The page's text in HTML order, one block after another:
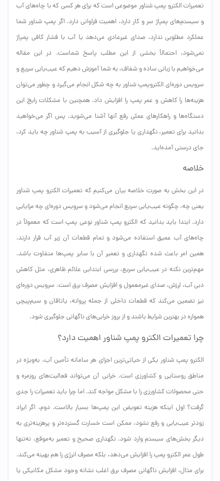
تعمیرات الکترو پمپ شناور موضوعی است که برای هر کسی که با چاه‌های آب
و سیستم‌های پمپاژ سر و کار دارد، اهمیت فراوانی دارد. اگر پمپ شناور شما
عملکرد مطلوبی ندارد، صدای غیرعادی می‌دهد یا آب با فشار کافی پمپاژ
نمی‌شود، احتمالاً بخشی از این مطلب پاسخ شماست. در این مقاله
می‌خواهیم با زبانی ساده و شفاف، به شما آموزش دهیم که عیب‌یابی سریع و
سرویس دوره‌ای الکتروپمپ شناور به چه شکل انجام می‌گیرد و چطور می‌توان
هزینه‌ها را کاهش و عمر پمپ را افزایش داد. همچنین با مشکلات رایج این
دستگاه‌ها و راهکارهای عملی رفع آنها آشنا می‌شوید. پس اگر می‌خواهید
بدانید برای تعمیر، نگهداری یا جلوگیری از آسیب به پمپ شناور چه باید کرد،
جای درستی آمده‌اید.
خلاصه
در این بخش به صورت خلاصه بیان می‌کنیم که تعمیرات الکترو پمپ شناور
یعنی چه، چگونه عیب‌یابی سریع انجام می‌شود و سرویس دوره‌ای چه مزایایی
دارد. ابتدا باید بدانید که الکترو پمپ شناور نوعی پمپ است که معمولاً در
چاه‌های آب عمیق استفاده می‌شود و تمام قطعات آن زیر آب قرار دارند.
همین امر باعث شده نگهداری و تعمیر آن با سایر پمپ‌ها متفاوت باشد.
مهم‌ترین نکته در عیب‌یابی سریع، بررسی ابتدایی علائم ظاهری، مثل کاهش
دبی آب، لرزش، صدای غیرمعمول و افزایش مصرف برق است. سرویس دوره‌ای
نیز تضمین می‌کند که قطعات داخلی از جمله پروانه، یاتاقان و سیم‌پیچی
همواره در بهترین شرایط باشند و از بروز خرابی‌های ناگهانی جلوگیری شود.
چرا تعمیرات الکترو پمپ شناور اهمیت دارد؟
الکترو پمپ شناور یکی از حیاتی‌ترین اجزای هر سامانه تأمین آب، به‌ویژه در
مناطق روستایی و کشاورزی است. خرابی آن می‌تواند فعالیت‌های روزمره و
حتی محصولات کشاورزی را با مشکل مواجه کند. اما چرا باید تعمیرات را جدی
گرفت؟ اول اینکه هزینه تعویض این پمپ‌ها بسیار بالاست. دوم، اگر ایراد
زودتر عیب‌یابی و رفع نشود، ممکن است خسارت گسترده‌تر و پرهزینه‌تری به
دیگر بخش‌های سیستم وارد شود. نگهداری صحیح و تعمیر به‌موقع، نه‌تنها
طول عمر الکترو پمپ را افزایش می‌دهد، بلکه مصرف انرژی را هم بهینه می‌کند.
برای مثال، افزایش ناگهانی مصرف برق اغلب نشانه وجود مشکل مکانیکی یا